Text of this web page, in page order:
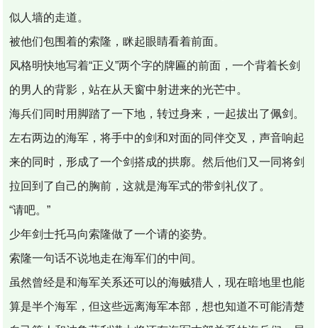
似人墙的走道。
被他们包围着的索隆，眯起眼睛看着前面。
风格明快地写着“正义”两个字的牌匾的前面，一个背着长剑
的男人的背影，站在从天窗中射进来的光芒中。
海兵们同时用脚踏了一下地，转过身来，一起拔出了佩剑。
左右两边的海军，将手中的剑和对面的同伴交叉，声音响起
来的同时，形成了一个剑搭成的拱廓。然后他们又一同将剑
拉回到了自己的胸前，这就是海军式的带剑礼仪了。
“请吧。”
少年剑士托马向索隆做了一个请的姿势。
索隆一句话不说地走在海军们的中间。
虽然曾经是和海军关系还可以的海贼猎人，现在暗地里也能
算是半个海军，但这些远离海军本部，想也知道不可能清楚